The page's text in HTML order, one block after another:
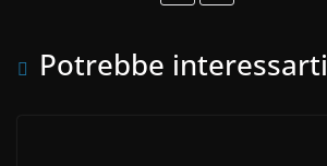
Potrebbe interessarti